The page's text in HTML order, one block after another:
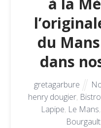
du
dans
gretagarbure
henry dougier,
Lapipe, Le Mans,
Bourgault,